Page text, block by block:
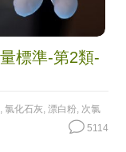
標準-第2類-
氯化石灰, 漂白粉, 次氯
5114